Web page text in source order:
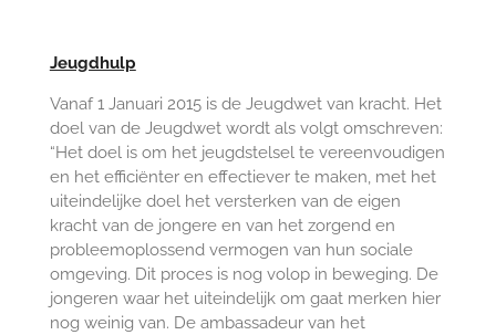
Jeugdhulp
Vanaf 1 Januari 2015 is de Jeugdwet van kracht. Het
doel van de Jeugdwet wordt als volgt omschreven:
“Het doel is om het jeugdstelsel te vereenvoudigen
en het efficiënter en effectiever te maken, met het
uiteindelijke doel het versterken van de eigen
kracht van de jongere en van het zorgend en
probleemoplossend vermogen van hun sociale
omgeving. Dit proces is nog volop in beweging. De
jongeren waar het uiteindelijk om gaat merken hier
nog weinig van. De ambassadeur van het